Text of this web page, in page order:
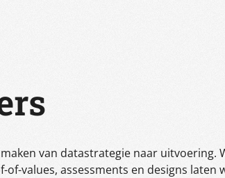
van datastrategie naar
values, assessments en designs